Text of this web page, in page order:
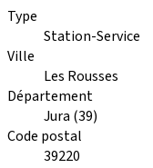
Type
Station-Service
Ville
Les Rousses
Département
Jura (39)
Code postal
39220